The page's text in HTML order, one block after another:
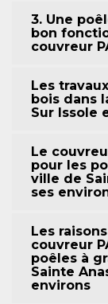
3. Une
bon
couvreur
Les
bois dans
Sur Issole
Le
pour les
ville de
ses
Les
couvreur
poêles à
Sainte
environs